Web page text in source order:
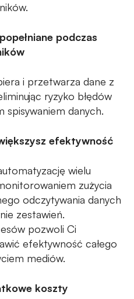
podczas
i przetwarza dane z
ryzyko błędów
danych.
efektywność
wielu
zużycia
odczytywania danych
zestawień.
pozwoli Ci
efektywność całego
mediów.
koszty